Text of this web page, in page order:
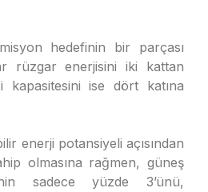
hedefinin bir parçası
rüzgar enerjisini iki kattan
kapasitesini ise dört katına
enerji potansiyeli açısından
olmasına rağmen, güneş
sadece yüzde 3’ünü,